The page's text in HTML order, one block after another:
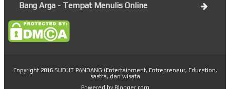
Bang Arga - Tempat Menulis Online
Copyright 2016 SUDUT PANDANG (Entertainment, Entrepreneur, Education,
sastra, dan wisata
Powered by Blogger.com